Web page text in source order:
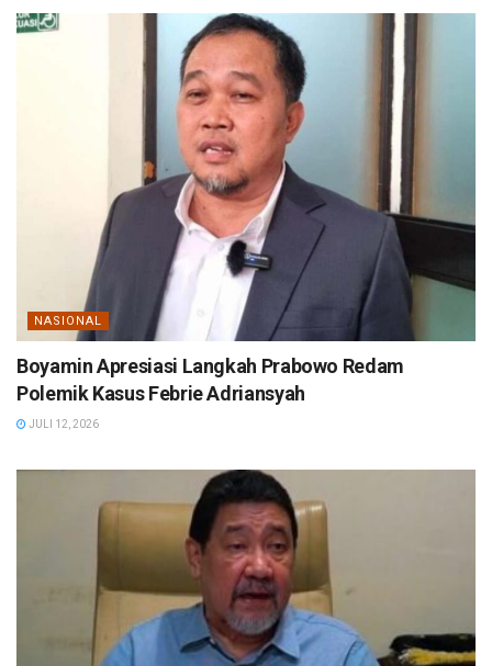
NASIONAL
Boyamin Apresiasi Langkah Prabowo Redam
Polemik Kasus Febrie Adriansyah
JULI 12, 2026